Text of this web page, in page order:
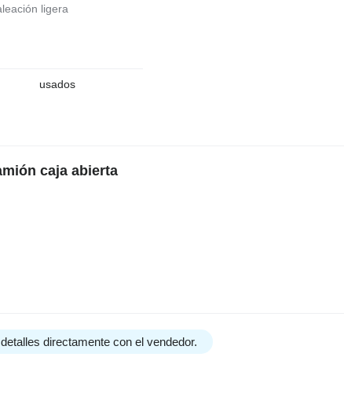
ligera
usados
caja abierta
directamente con el vendedor.